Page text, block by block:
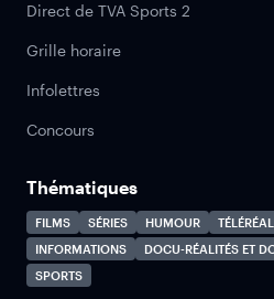
Direct de TVA Sports 2
Grille horaire
Infolettres
Concours
Thématiques
FILMS SÉRIES HUMOUR
INFORMATIONS
DOCU-RÉALITÉS ET
SPORTS